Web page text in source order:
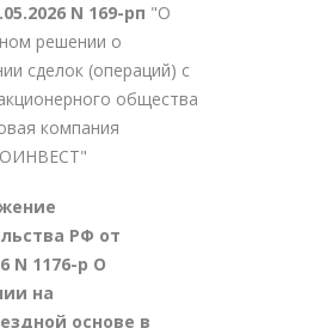
N 169-рп "О
решении о
сделок (операций) с
общества
компания
РФ от
N 1176-р О
на
основе в